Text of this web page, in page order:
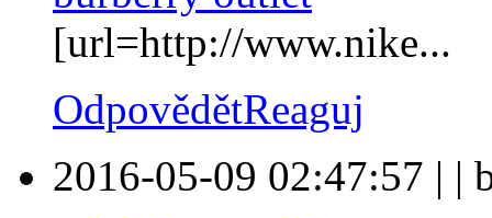
[url=http://www.nike...
OdpovědětReaguj
2016-05-09 02:47:57 | |